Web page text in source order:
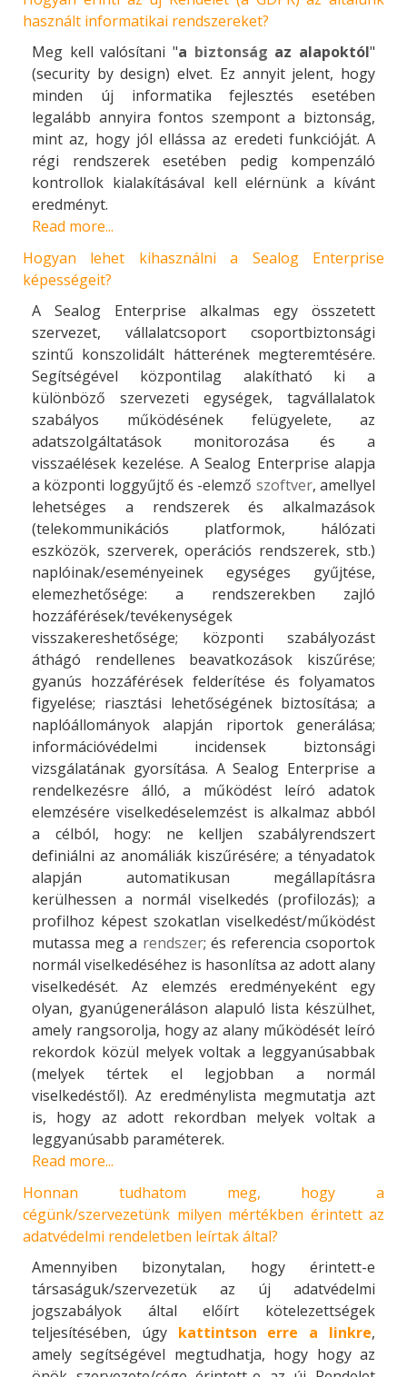
használt informatikai rendszereket?
Meg kell valósítani "a biztonság az alapoktól"
(security by design) elvet. Ez annyit jelent, hogy
minden új informatika fejlesztés esetében
legalább annyira fontos szempont a biztonság,
mint az, hogy jól ellássa az eredeti funkcióját. A
régi rendszerek esetében pedig kompenzáló
kontrollok kialakításával kell elérnünk a kívánt
eredményt.
Read more...
Hogyan lehet kihasználni a Sealog Enterprise
képességeit?
A Sealog Enterprise alkalmas egy összetett
szervezet, vállalatcsoport csoportbiztonsági
szintű konszolidált hátterének megteremtésére.
Segítségével központilag alakítható ki a
különböző szervezeti egységek, tagvállalatok
szabályos működésének felügyelete, az
adatszolgáltatások monitorozása és a
visszaélések kezelése. A Sealog Enterprise alapja
a központi loggyűjtő és -elemző szoftver, amellyel
lehetséges a rendszerek és alkalmazások
(telekommunikációs platformok, hálózati
eszközök, szerverek, operációs rendszerek, stb.)
naplóinak/eseményeinek egységes gyűjtése,
elemezhetősége: a rendszerekben zajló
hozzáférések/tevékenységek
visszakereshetősége; központi szabályozást
áthágó rendellenes beavatkozások kiszűrése;
gyanús hozzáférések felderítése és folyamatos
figyelése; riasztási lehetőségének biztosítása; a
naplóállományok alapján riportok generálása;
információvédelmi incidensek biztonsági
vizsgálatának gyorsítása. A Sealog Enterprise a
rendelkezésre álló, a működést leíró adatok
elemzésére viselkedéselemzést is alkalmaz abból
a célból, hogy: ne kelljen szabályrendszert
definiálni az anomáliák kiszűrésére; a tényadatok
alapján automatikusan megállapításra
kerülhessen a normál viselkedés (profilozás); a
profilhoz képest szokatlan viselkedést/működést
mutassa meg a rendszer; és referencia csoportok
normál viselkedéséhez is hasonlítsa az adott alany
viselkedését. Az elemzés eredményeként egy
olyan, gyanúgeneráláson alapuló lista készülhet,
amely rangsorolja, hogy az alany működését leíró
rekordok közül melyek voltak a leggyanúsabbak
(melyek tértek el legjobban a normál
viselkedéstől). Az eredménylista megmutatja azt
is, hogy az adott rekordban melyek voltak a
leggyanúsabb paraméterek.
Read more...
Honnan tudhatom meg, hogy a
cégünk/szervezetünk milyen mértékben érintett az
adatvédelmi rendeletben leírtak által?
Amennyiben bizonytalan, hogy érintett-e
társaságuk/szervezetük az új adatvédelmi
jogszabályok által előírt kötelezettségek
teljesítésében, úgy kattintson erre a linkre,
amely segítségével megtudhatja, hogy hogy az